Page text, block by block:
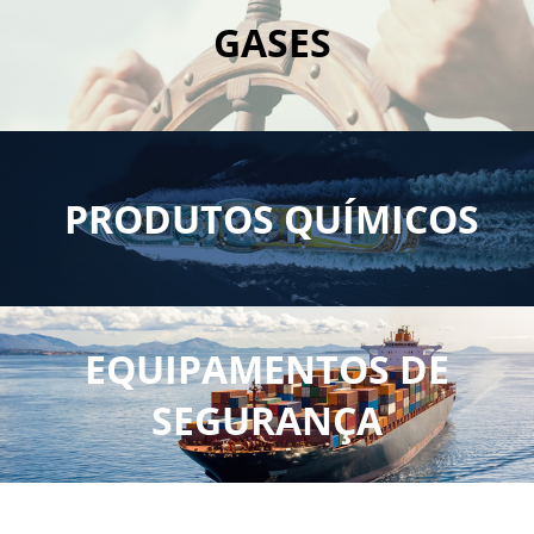
muito mais.
GASES
Oxigênio, Acetileno, Argônio, CO2,
Nitrogênio e outros.
PRODUTOS QUÍMICOS
Tratamento de óleo combustível,
tratamento do lado do fogo, tratamento
do lado do gás e muito mais.
EQUIPAMENTOS DE
SEGURANÇA
Pyrotechnics, Man-overboard (MOB) Light